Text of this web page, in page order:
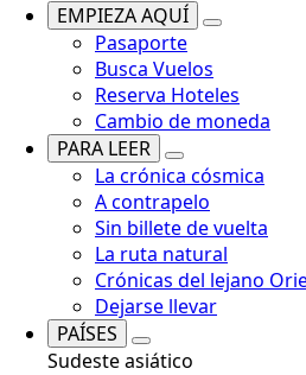
EMPIEZA AQUÍ
Pasaporte
Busca Vuelos
Reserva Hoteles
Cambio de moneda
PARA LEER
La crónica cósmica
A contrapelo
Sin billete de vuelta
La ruta natural
Crónicas del lejano
Dejarse llevar
PAÍSES
Sudeste asiático